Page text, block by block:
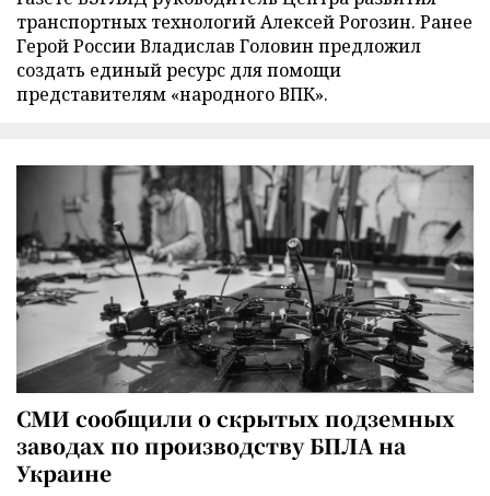
транспортных технологий Алексей Рогозин. Ранее
Герой России Владислав Головин предложил
создать единый ресурс для помощи
представителям «народного ВПК».
СМИ сообщили о скрытых подземных
заводах по производству БПЛА на
Украине